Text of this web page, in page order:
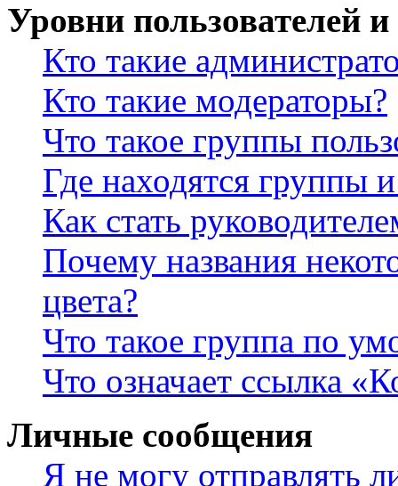
Уровни пользователей
Кто такие
Кто такие модераторы?
Что такое группы
Где находятся группы
Как стать
Почему названия
цвета?
Что такое группа по
Что означает ссылка
Личные сообщения
Я не могу отправлять